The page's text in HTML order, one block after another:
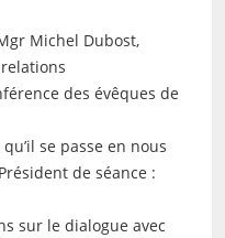
Michel Dubost,
des évêques de
se passe en nous
de séance :
sur le dialogue avec